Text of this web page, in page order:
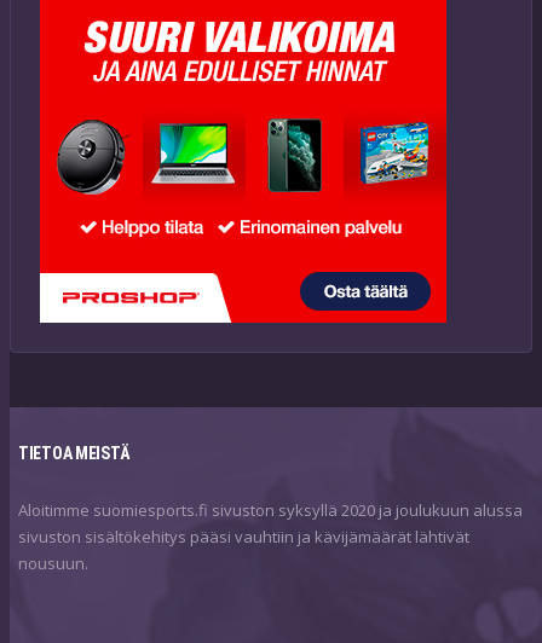
TIETOA MEISTÄ
Aloitimme suomiesports.fi sivuston syksyllä 2020 ja joulukuun alussa
sivuston sisältökehitys pääsi vauhtiin ja kävijämäärät lähtivät
nousuun.